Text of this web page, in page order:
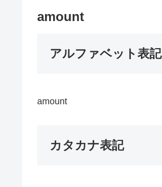
amount
アルファベット表記
amount
カタカナ表記